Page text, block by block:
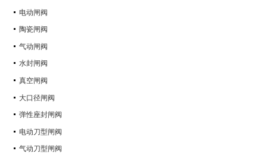
电动闸阀
陶瓷闸阀
气动闸阀
水封闸阀
真空闸阀
大口径闸阀
弹性座封闸阀
电动刀型闸阀
气动刀型闸阀